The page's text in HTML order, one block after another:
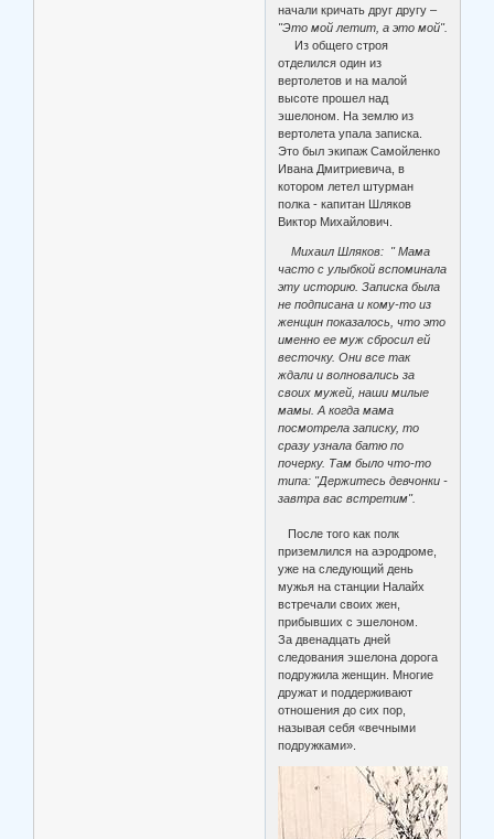
начали кричать друг другу –
"Это мой летит, а это мой".
Из общего строя
отделился один из
вертолетов и на малой
высоте прошел над
эшелоном. На землю из
вертолета упала записка.
Это был экипаж Самойленко
Ивана Дмитриевича, в
котором летел штурман
полка - капитан Шляков
Виктор Михайлович.
Михаил Шляков: " Мама
часто с улыбкой вспоминала
эту историю. Записка была
не подписана и кому-то из
женщин показалось, что это
именно ее муж сбросил ей
весточку. Они все так
ждали и волновались за
своих мужей, наши милые
мамы. А когда мама
посмотрела записку, то
сразу узнала батю по
почерку. Там было что-то
типа: "Держитесь девчонки -
завтра вас встретим".
После того как полк
приземлился на аэродроме,
уже на следующий день
мужья на станции Налайх
встречали своих жен,
прибывших с эшелоном.
За двенадцать дней
следования эшелона дорога
подружила женщин. Многие
дружат и поддерживают
отношения до сих пор,
называя себя «вечными
подружками».